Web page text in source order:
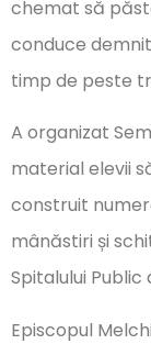
chemat să
conduce
timp de peste
A organizat
material elevii
construit
mânăstiri și
Spitalului Public
Episcopul